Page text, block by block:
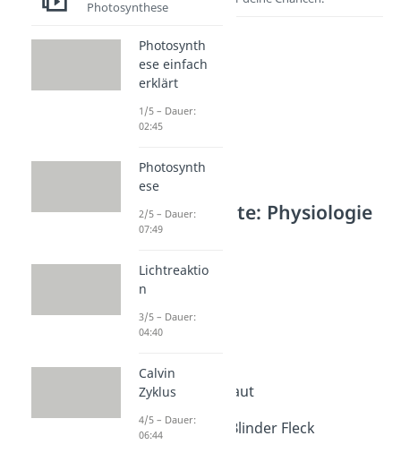
Weitere Inhalte: Physiologie
& Anatomie
Sinnesorgane
Das Ohr
Das Auge
Dauer: 04:43
Dauer: 04:26
Aufbau der Netzhaut
Gelber Fleck und Blinder Fleck
Photosynthese
Photosynth
ese einfach
erklärt
1/5 – Dauer:
02:45
Photosynth
ese
2/5 – Dauer:
07:49
Lichtreaktio
n
3/5 – Dauer:
04:40
Calvin
Zyklus
4/5 – Dauer:
06:44